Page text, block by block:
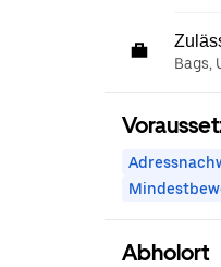
Bags,
Abholort